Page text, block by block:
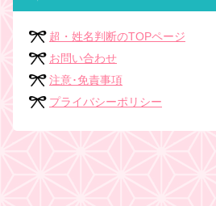
超・姓名判断のTOPページ
お問い合わせ
注意･免責事項
プライバシーポリシー